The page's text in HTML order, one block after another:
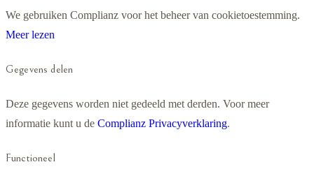
We gebruiken Complianz voor het beheer van cookietoestemming.
Meer lezen
Gegevens delen
Deze gegevens worden niet gedeeld met derden. Voor meer
informatie kunt u de Complianz Privacyverklaring.
Functioneel